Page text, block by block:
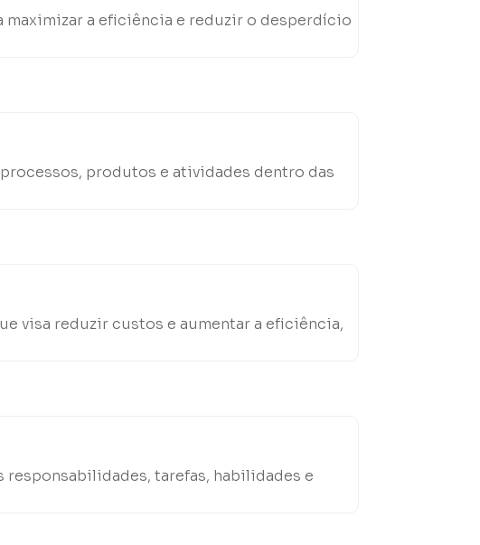
maximizar a eficiência e reduzir o desperdício
produtos e atividades dentro das
visa reduzir custos e aumentar a eficiência,
tarefas, habilidades e